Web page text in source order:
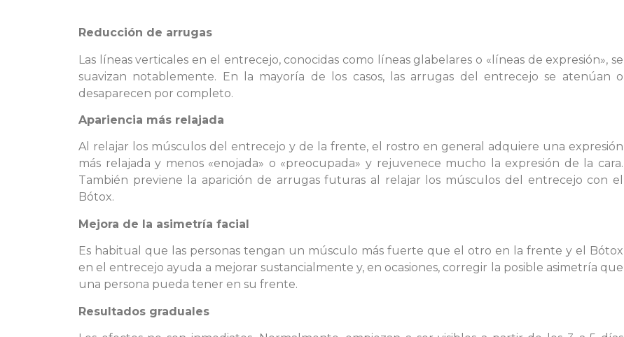
Reducción de arrugas
Las líneas verticales en el entrecejo, conocidas como líneas glabelares o «líneas de expresión», se
suavizan notablemente. En la mayoría de los casos, las arrugas del entrecejo se atenúan o
desaparecen por completo.
Apariencia más relajada
Al relajar los músculos del entrecejo y de la frente, el rostro en general adquiere una expresión
más relajada y menos «enojada» o «preocupada» y rejuvenece mucho la expresión de la cara.
También previene la aparición de arrugas futuras al relajar los músculos del entrecejo con el
Bótox.
Mejora de la asimetría facial
Es habitual que las personas tengan un músculo más fuerte que el otro en la frente y el Bótox
en el entrecejo ayuda a mejorar sustancialmente y, en ocasiones, corregir la posible asimetría que
una persona pueda tener en su frente.
Resultados graduales